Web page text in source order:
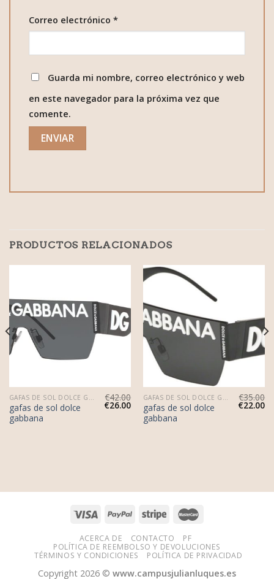
Correo electrónico *
Guarda mi nombre, correo electrónico y web
en este navegador para la próxima vez que
comente.
PRODUCTOS RELACIONADOS
gafas de sol dolce
gabbana
€42.00
€26.00
gafas de sol dolce
gabbana
€35.00
€22.00
ACERCA DE CONTACTO
PF
POLÍTICA DE REEMBOLSO Y DEVOLUCIONES
TÉRMINOS Y CONDICIONES
POLÍTICA DE PRIVACIDAD
Copyright 2026 © www.campusjulianluques.es